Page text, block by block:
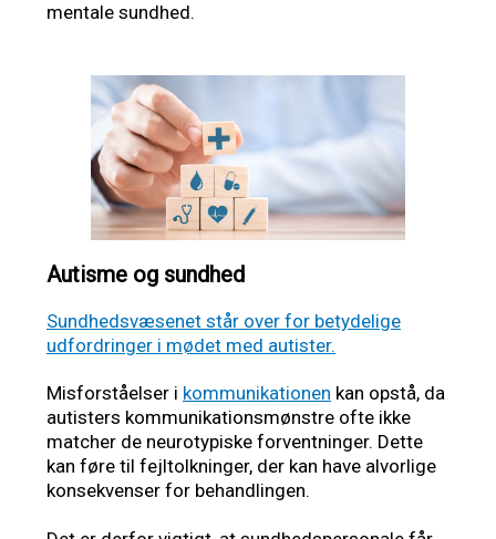
mentale sundhed.
Autisme og sundhed
Sundhedsvæsenet står over for betydelige
udfordringer i mødet med autister.
Misforståelser i kommunikationen kan opstå, da
autisters kommunikationsmønstre ofte ikke
matcher de neurotypiske forventninger. Dette
kan føre til fejltolkninger, der kan have alvorlige
konsekvenser for behandlingen.